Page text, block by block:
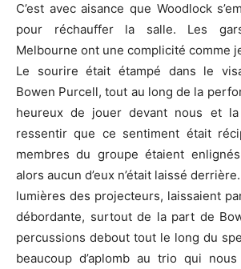
C’est avec aisance que Woodlock
pour réchauffer la salle. Les
Melbourne ont une complicité comme
Le sourire était étampé dans le
Bowen Purcell, tout au long de la
heureux de jouer devant nous et
ressentir que ce sentiment était
membres du groupe étaient
alors aucun d’eux n’était laissé
lumières des projecteurs, laissaient
débordante, surtout de la part de
percussions debout tout le long du
beaucoup d’aplomb au trio qui